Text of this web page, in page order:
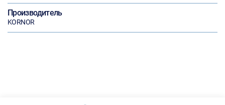
Производитель
KORNOR